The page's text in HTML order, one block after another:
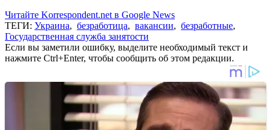
Читайте Korrespondent.net в Google News
ТЕГИ: Украина, безработица, вакансии, безработные,
Государственная служба занятости
Если вы заметили ошибку, выделите необходимый текст и
нажмите Ctrl+Enter, чтобы сообщить об этом редакции.